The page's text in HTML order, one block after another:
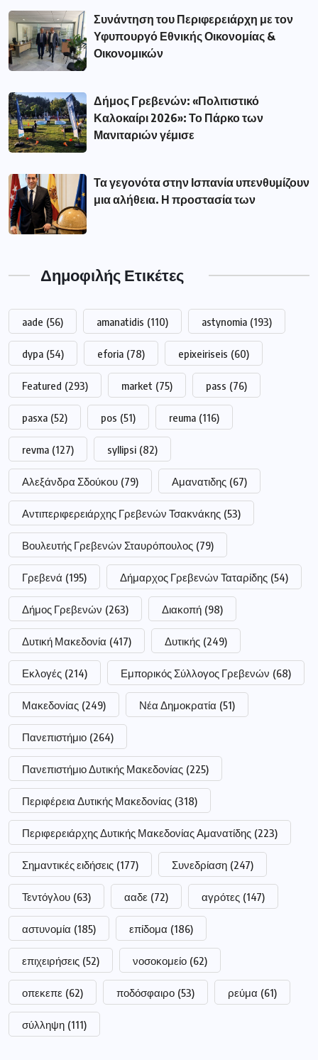
Συνάντηση του Περιφερειάρχη με τον
Υφυπουργό Εθνικής Οικονομίας &
Οικονομικών
Δήμος Γρεβενών: «Πολιτιστικό
Καλοκαίρι 2026»: Το Πάρκο των
Μανιταριών γέμισε
Τα γεγονότα στην Ισπανία υπενθυμίζουν
μια αλήθεια. Η προστασία των
Δημοφιλής Ετικέτες
aade (56) amanatidis (110) astynomia (193)
dypa (54) eforia (78) epixeiriseis (60)
Featured (293) market (75) pass (76)
pasxa (52) pos (51) reuma (116)
revma (127) syllipsi (82)
Αλεξάνδρα Σδούκου (79) Αμανατιδης (67)
Αντιπεριφερειάρχης Γρεβενών Τσακνάκης (53)
Βουλευτής Γρεβενών Σταυρόπουλος (79)
Γρεβενά (195) Δήμαρχος Γρεβενών Ταταρίδης (54)
Δήμος Γρεβενών (263) Διακοπή (98)
Δυτική Μακεδονία (417) Δυτικής (249)
Εκλογές (214) Εμπορικός Σύλλογος Γρεβενών (68)
Μακεδονίας (249) Νέα Δημοκρατία (51)
Πανεπιστήμιο (264)
Πανεπιστήμιο Δυτικής Μακεδονίας (225)
Περιφέρεια Δυτικής Μακεδονίας (318)
Περιφερειάρχης Δυτικής Μακεδονίας Αμανατίδης (223)
Σημαντικές ειδήσεις (177) Συνεδρίαση (247)
Τεντόγλου (63) ααδε (72) αγρότες (147)
αστυνομία (185) επίδομα (186)
επιχειρήσεις (52) νοσοκομείο (62)
οπεκεπε (62) ποδόσφαιρο (53) ρεύμα (61)
σύλληψη (111)